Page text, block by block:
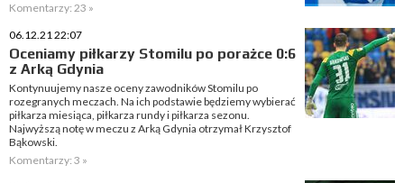
Komentarzy: 23 »
06.12.21 22:07
Oceniamy piłkarzy Stomilu po porażce 0:6
z Arką Gdynia
Kontynuujemy nasze oceny zawodników Stomilu po
rozegranych meczach. Na ich podstawie będziemy wybierać
piłkarza miesiąca, piłkarza rundy i piłkarza sezonu.
Najwyższą notę w meczu z Arką Gdynia otrzymał Krzysztof
Bąkowski.
Komentarzy: 3 »